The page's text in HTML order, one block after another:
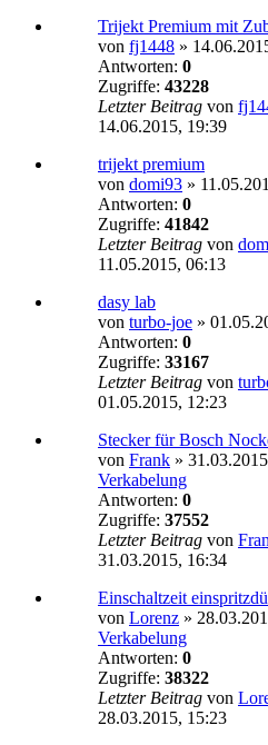
Trijekt Premium mit
von fj1448 »
Antworten: 0
Zugriffe: 43228
Letzter Beitrag von
14.06.2015, 19:39
trijekt premium
von domi93 »
Antworten: 0
Zugriffe: 41842
Letzter Beitrag von
11.05.2015, 06:13
dasy lab
von turbo-joe »
Antworten: 0
Zugriffe: 33167
Letzter Beitrag von
01.05.2015, 12:23
Stecker für Bosch
von Frank »
Verkabelung
Antworten: 0
Zugriffe: 37552
Letzter Beitrag von
31.03.2015, 16:34
Einschaltzeit
von Lorenz »
Verkabelung
Antworten: 0
Zugriffe: 38322
Letzter Beitrag von
28.03.2015, 15:23